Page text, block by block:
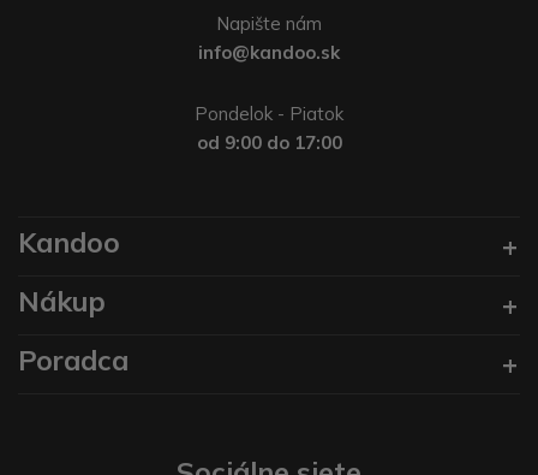
Napište nám
info@kandoo.sk
Pondelok - Piatok
od 9:00 do 17:00
Kandoo
Nákup
Poradca